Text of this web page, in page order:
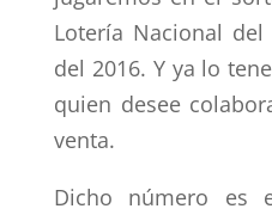
Lotería Nacional
del 2016. Y ya lo
quien desee
venta.
Dicho número